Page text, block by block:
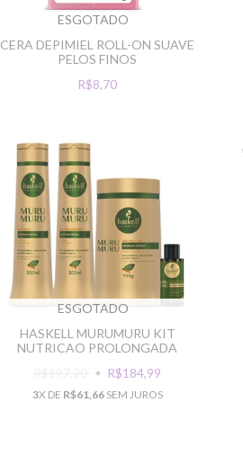
ESGOTADO
CERA DEPIMIEL ROLL-ON SUAVE
PELOS FINOS
R$8,70
ESGOTADO
HASKELL MURUMURU KIT
NUTRICAO PROLONGADA
R$197,20
R$184,99
3X DE R$61,66SEM JUROS